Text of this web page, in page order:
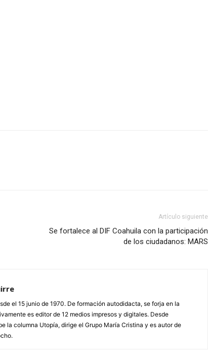
Artículo siguiente
Se fortalece al DIF Coahuila con la participación
de los ciudadanos: MARS
el 15 junio de 1970. De formación autodidacta, se forja en la
es editor de 12 medios impresos y digitales. Desde
la columna Utopía, dirige el Grupo María Cristina y es autor de